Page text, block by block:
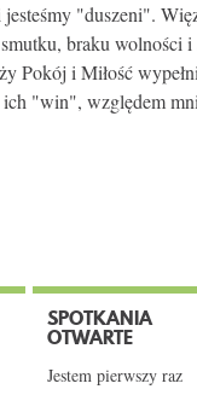
"duszeni".
braku wolności
Pokój i Miłość
"win", względem
SPOTKANIA
OTWARTE
Jestem pierwszy raz